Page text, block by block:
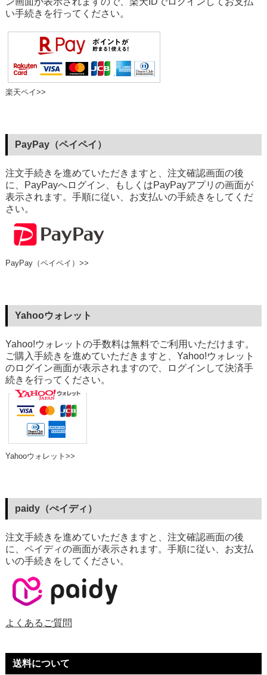
い手続きを行ってください。
楽天ペイ>>
PayPay（ペイペイ）
注文手続きを進めていただきますと、注文確認画面の後
に、PayPayへログイン、もしくはPayPayアプリの画面が
表示されます。手順に従い、お支払いの手続きをしてくだ
さい。
PayPay（ペイペイ）>>
Yahooウォレット
Yahoo!ウォレットの手数料は無料でご利用いただけます。
ご購入手続きを進めていただきますと、Yahoo!ウォレット
のログイン画面が表示されますので、ログインして決済手
続きを行ってください。
Yahooウォレット>>
paidy（ぺイディ）
注文手続きを進めていただきますと、注文確認画面の後
に、ペイディの画面が表示されます。手順に従い、お支払
いの手続きをしてください。
よくあるご質問
送料について